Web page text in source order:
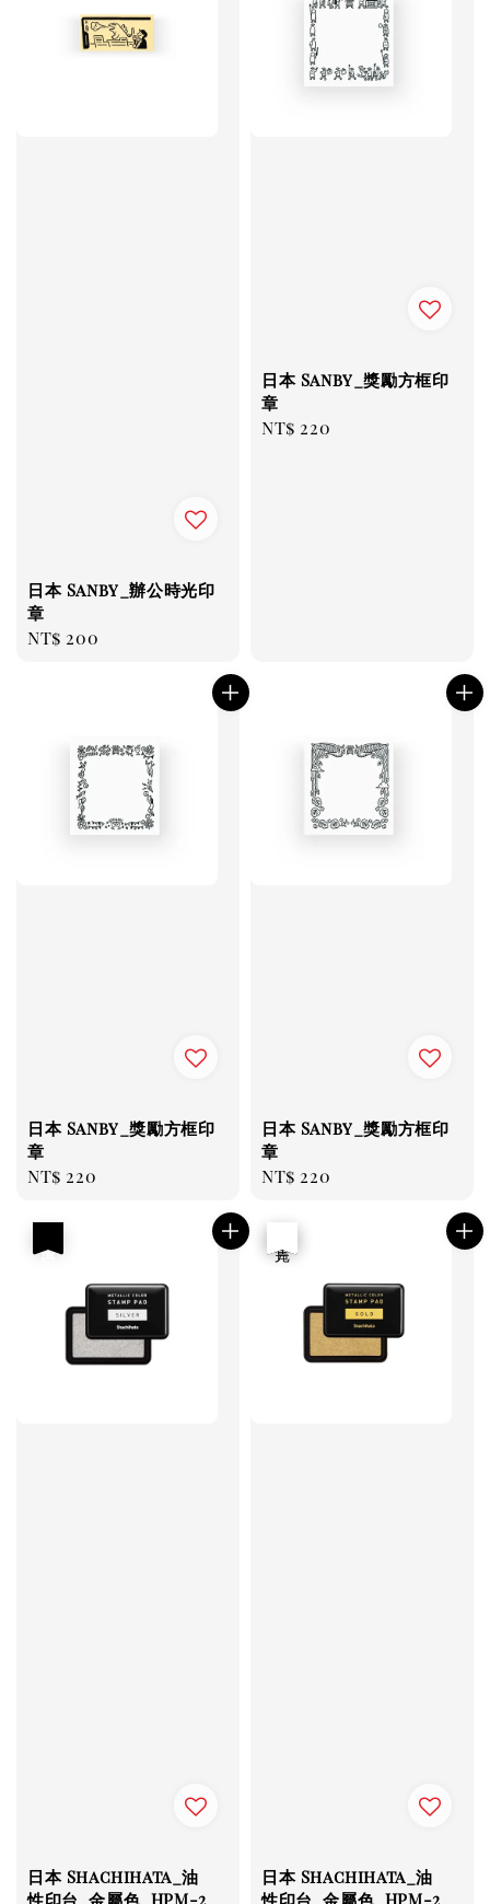
日本 Sanby_辦公時光印
章
Regular
NT$ 200
日本 Sanby_獎勵方框印
章
Regular
NT$ 220
日本 Sanby_獎勵方框印
章
Regular
NT$ 220
日本 Sanby_獎勵方框印
章
Regular
NT$ 220
日本 Shachihata_油
性印台_金屬色_HPM-2
日本 Shachihata_油
性印台_金屬色_HPM-2